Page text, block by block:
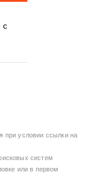
с
при условии ссылки на
систем
или в первом